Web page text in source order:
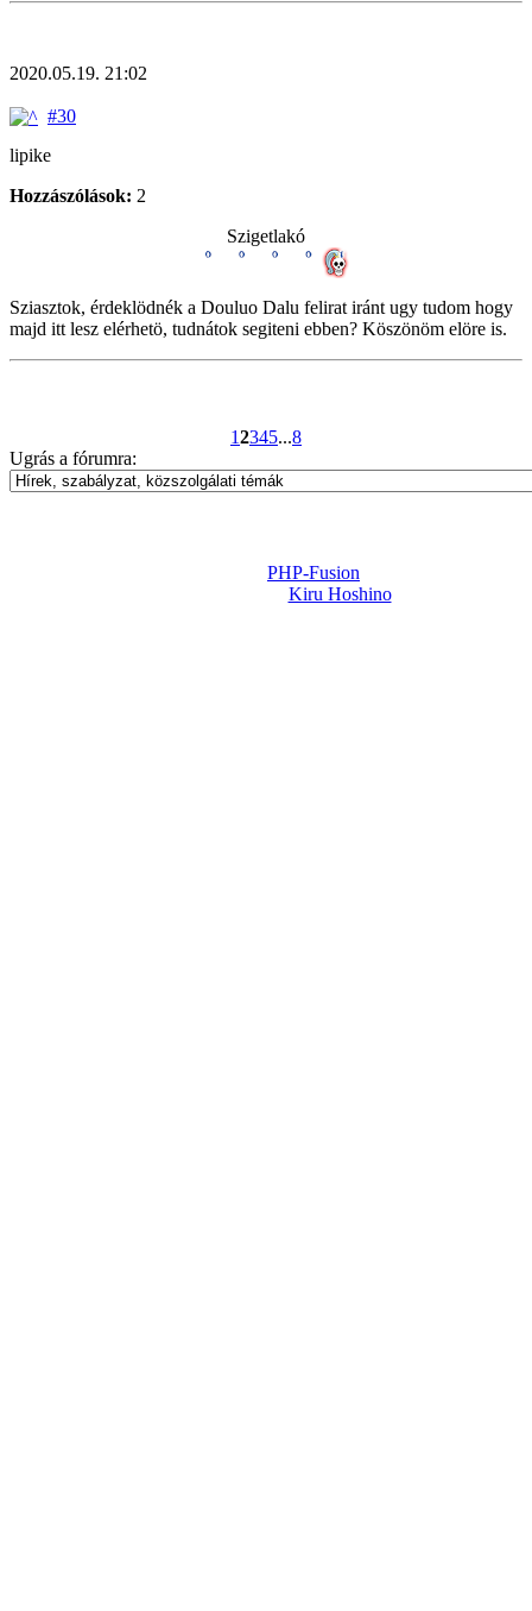
2020.05.19. 21:02
#30
lipike
Hozzászólások: 2
Szigetlakó
Sziasztok, érdeklödnék a Douluo Dalu felirat iránt ugy tudom hogy
majd itt lesz elérhetö, tudnátok segiteni ebben? Köszönöm elöre is.
12345...8
Ugrás a fórumra:
PHP-Fusion
Kiru Hoshino